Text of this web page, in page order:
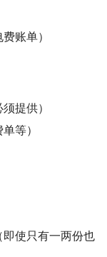
账单）
提供）
等）
使只有一两份也